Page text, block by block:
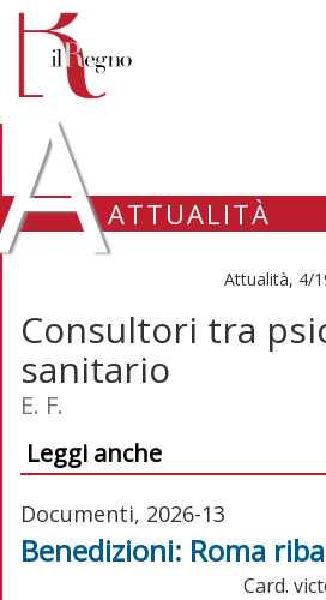
ATTUALITÀ
Attualità, 4/
Consultori tra
sanitario
E. F.
Leggi anche
Documenti, 2026-13
Benedizioni: Roma
Card.